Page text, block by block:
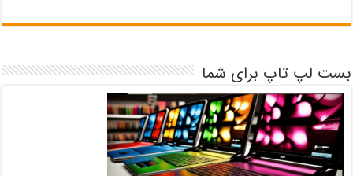
بست لپ تاپ برای شما